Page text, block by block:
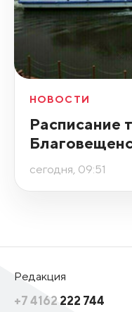
НОВОСТИ
Расписание
сегодня, 09:51
Редакция
+7 4162 222 744